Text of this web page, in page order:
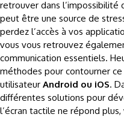
retrouver dans l’impossibilité
peut être une source de
perdez l’accès à vos
vous vous retrouvez
communication essentiels.
méthodes pour contourner
utilisateur Android ou iOS.
différentes solutions pour
l’écran tactile ne répond